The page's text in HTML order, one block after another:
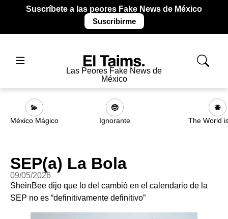
Suscríbete a las peores Fake News de México
Suscribirme
Las Peores Fake News de
México
💫
México Mágico
🤓
Ignorante
🌐
The World
SEP(a) La Bola
09/05/2026
SheinBee dijo que lo del cambió en el calendario de la
SEP no es “definitivamente definitivo”